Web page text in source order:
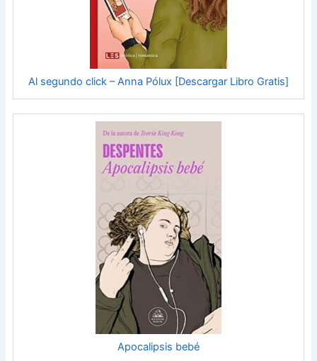
Al segundo click – Anna Pólux [Descargar Libro Gratis]
Apocalipsis bebé